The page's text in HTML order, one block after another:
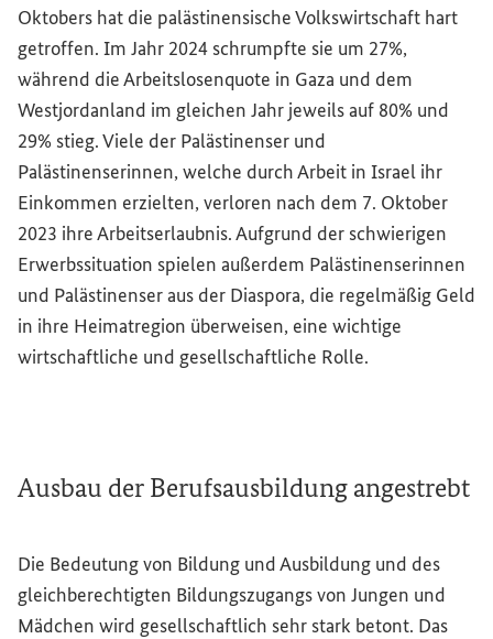
Oktobers hat die palästinensische Volkswirtschaft hart
getroffen. Im Jahr 2024 schrumpfte sie um 27%,
während die Arbeitslosenquote in Gaza und dem
Westjordanland im gleichen Jahr jeweils auf 80% und
29% stieg. Viele der Palästinenser und
Palästinenserinnen, welche durch Arbeit in Israel ihr
Einkommen erzielten, verloren nach dem 7. Oktober
2023 ihre Arbeitserlaubnis. Aufgrund der schwierigen
Erwerbssituation spielen außerdem Palästinenserinnen
und Palästinenser aus der Diaspora, die regelmäßig Geld
in ihre Heimatregion überweisen, eine wichtige
wirtschaftliche und gesellschaftliche Rolle.
Ausbau der Berufsausbildung angestrebt
Die Bedeutung von Bildung und Ausbildung und des
gleichberechtigten Bildungszugangs von Jungen und
Mädchen wird gesellschaftlich sehr stark betont. Das